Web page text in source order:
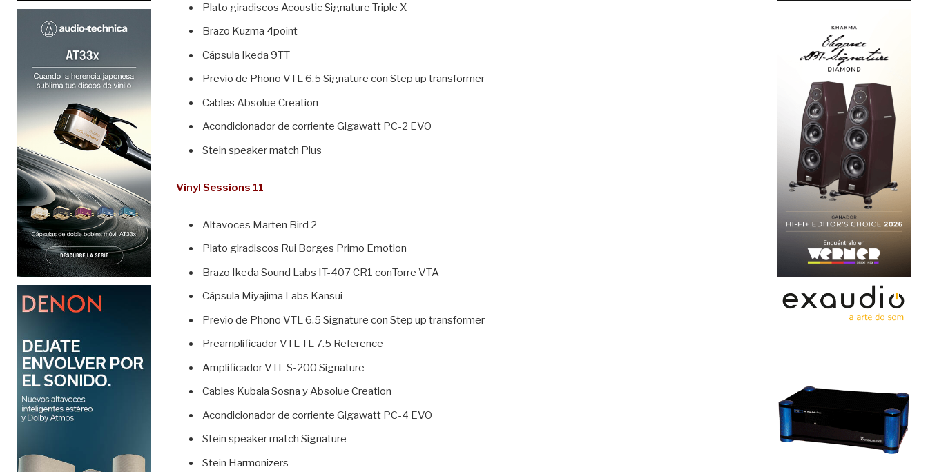
Plato giradiscos Acoustic Signature Triple X
Brazo Kuzma 4point
Cápsula Ikeda 9TT
Previo de Phono VTL 6.5 Signature con Step up transformer
Cables Absolue Creation
Acondicionador de corriente Gigawatt PC-2 EVO
Stein speaker match Plus
Vinyl Sessions 11
Altavoces Marten Bird 2
Plato giradiscos Rui Borges Primo Emotion
Brazo Ikeda Sound Labs IT-407 CR1 conTorre VTA
Cápsula Miyajima Labs Kansui
Previo de Phono VTL 6.5 Signature con Step up transformer
Preamplificador VTL TL 7.5 Reference
Amplificador VTL S-200 Signature
Cables Kubala Sosna y Absolue Creation
Acondicionador de corriente Gigawatt PC-4 EVO
Stein speaker match Signature
Stein Harmonizers